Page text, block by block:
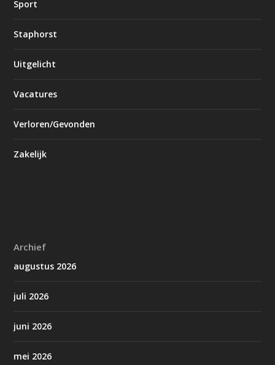
Sport
Staphorst
Uitgelicht
Vacatures
Verloren/Gevonden
Zakelijk
Archief
augustus 2026
juli 2026
juni 2026
mei 2026